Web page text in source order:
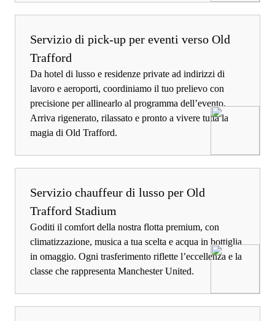
Servizio di pick-up per eventi verso Old
Trafford
Da hotel di lusso e residenze private ad indirizzi di
lavoro e aeroporti, coordiniamo il tuo prelievo con
precisione per allinearlo al programma dell’evento.
Arriva rigenerato, rilassato e pronto a vivere tutta la
magia di Old Trafford.
Servizio chauffeur di lusso per Old
Trafford Stadium
Goditi il comfort della nostra flotta premium, con
climatizzazione, musica a tua scelta e acqua in bottiglia
in omaggio. Ogni trasferimento riflette l’eccellenza e la
classe che rappresenta Manchester United.